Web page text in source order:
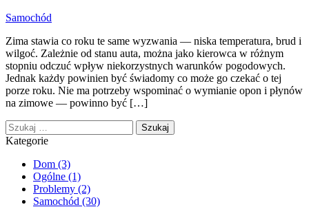
Categories
Samochód
Zima stawia co roku te same wyzwania — niska temperatura, brud i
wilgoć. Zależnie od stanu auta, można jako kierowca w różnym
stopniu odczuć wpływ niekorzystnych warunków pogodowych.
Jednak każdy powinien być świadomy co może go czekać o tej
porze roku. Nie ma potrzeby wspominać o wymianie opon i płynów
na zimowe — powinno być […]
Szukaj:
Kategorie
Dom (3)
Ogólne (1)
Problemy (2)
Samochód (30)